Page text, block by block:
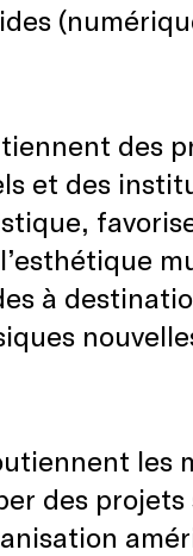
des
et des
à
les
des